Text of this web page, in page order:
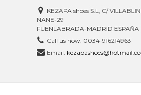
KEZAPA shoes S.L, C/
NANE-29
FUENLABRADA-MADRID ESPAÑA
Call us now: 0034-916214963
Email: